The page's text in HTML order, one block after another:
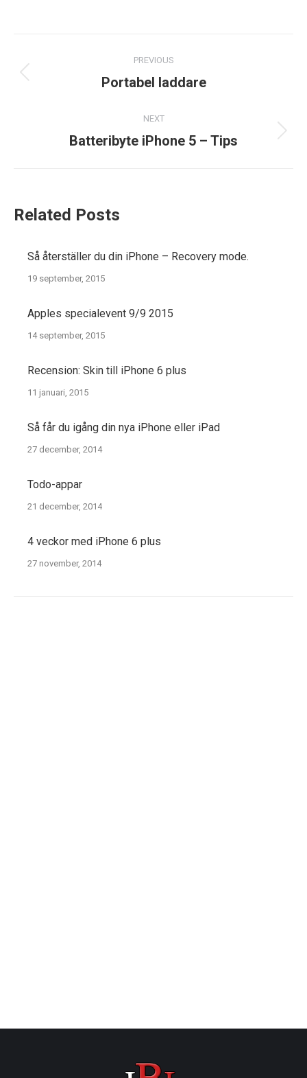
navigation
PREVIOUS
Previous
Portabel laddare
NEXT
Next
Batteribyte iPhone 5 – Tips
Related Posts
Så återställer du din iPhone – Recovery mode.
19 september, 2015
Apples specialevent 9/9 2015
14 september, 2015
Recension: Skin till iPhone 6 plus
11 januari, 2015
Så får du igång din nya iPhone eller iPad
27 december, 2014
Todo-appar
21 december, 2014
4 veckor med iPhone 6 plus
27 november, 2014